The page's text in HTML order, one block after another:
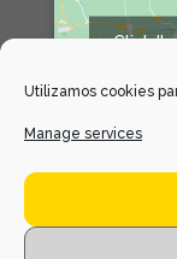
Utilizamos cookies
Manage services
Click 'I